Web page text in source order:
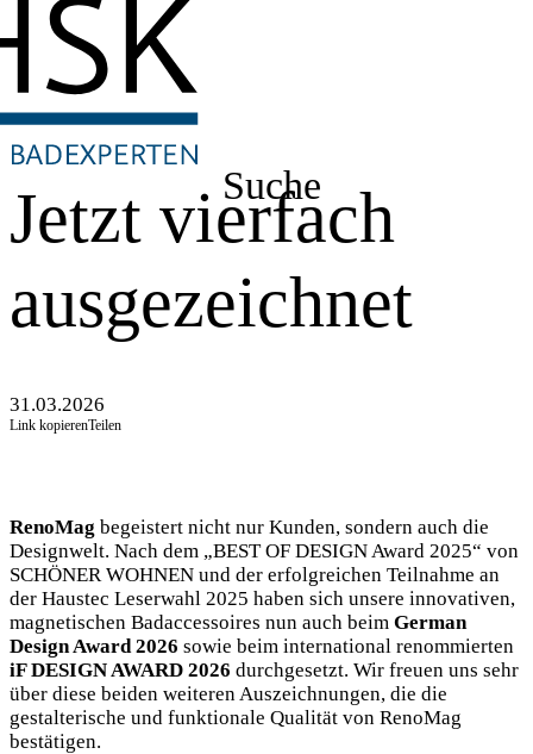
Suche
Jetzt vierfach
ausgezeichnet
31.03.2026
Link kopierenTeilen
RenoMag begeistert nicht nur Kunden, sondern auch die
Designwelt. Nach dem „BEST OF DESIGN Award 2025“ von
SCHÖNER WOHNEN und der erfolgreichen Teilnahme an
der Haustec Leserwahl 2025 haben sich unsere innovativen,
magnetischen Badaccessoires nun auch beim German
Design Award 2026 sowie beim international renommierten
iF DESIGN AWARD 2026 durchgesetzt. Wir freuen uns sehr
über diese beiden weiteren Auszeichnungen, die die
gestalterische und funktionale Qualität von RenoMag
bestätigen.